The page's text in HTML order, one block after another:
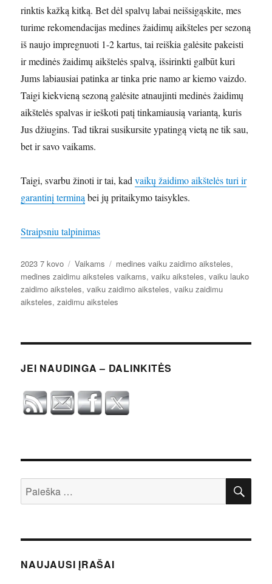
rinktis kažką kitką. Bet dėl spalvų labai neišsigąskite, mes
turime rekomendacijas medines žaidimų aikšteles per sezoną
iš naujo impregnuoti 1-2 kartus, tai reiškia galėsite pakeisti
ir medinės žaidimų aikštelės spalvą, išsirinkti galbūt kuri
Jums labiausiai patinka ar tinka prie namo ar kiemo vaizdo.
Taigi kiekvieną sezoną galėsite atnaujinti medinės žaidimų
aikštelės spalvas ir ieškoti patį tinkamiausią variantą, kuris
Jus džiugins. Tad tikrai susikursite ypatingą vietą ne tik sau,
bet ir savo vaikams.
Taigi, svarbu žinoti ir tai, kadvaikų žaidimo aikštelės turi ir
garantinį terminąbei jų pritaikymo taisykles.
Straipsniu talpinimas
Paskelbta
2023 7 kovo Kategorijos
Vaikams Žymos
medines vaiku zaidimo aiksteles,
medines zaidimu aiksteles vaikams,vaiku aiksteles,vaiku lauko
zaidimo aiksteles,vaiku zaidimo aiksteles,vaiku zaidimu
aiksteles,zaidimu aiksteles
JEI NAUDINGA – DALINKITĖS
Ieškoti:
NAUJAUSI ĮRAŠAI